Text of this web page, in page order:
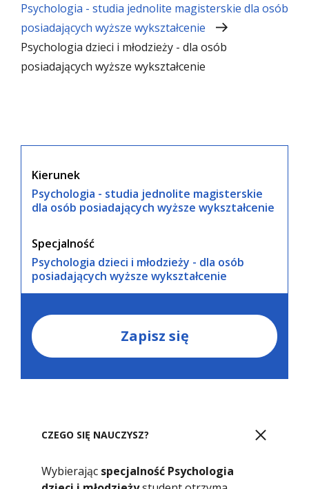
Psychologia - studia jednolite magisterskie dla osób
posiadających wyższe wykształcenie
Psychologia dzieci i młodzieży - dla osób
posiadających wyższe wykształcenie
Kierunek
Psychologia - studia jednolite magisterskie
dla osób posiadających wyższe wykształcenie
Specjalność
Psychologia dzieci i młodzieży - dla osób
posiadających wyższe wykształcenie
Zapisz się
CZEGO SIĘ NAUCZYSZ?
Wybierając specjalność Psychologia